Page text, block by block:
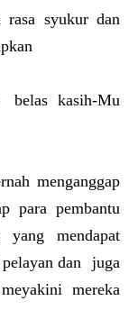
rasa syukur dan
belas kasih-Mu
menganggap
para pembantu
mendapat
dan juga
mereka